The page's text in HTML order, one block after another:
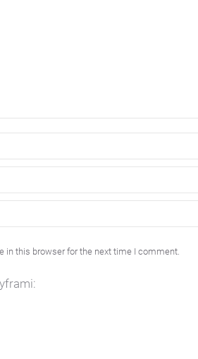
in this browser for the next time I comment.